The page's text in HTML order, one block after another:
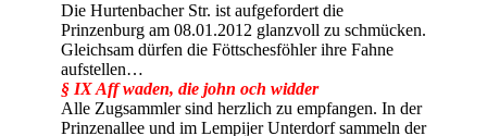
Die Hurtenbacher Str. ist aufgefordert die
Prinzenburg am 08.01.2012 glanzvoll zu schmücken.
Gleichsam dürfen die Föttschesföhler ihre Fahne
aufstellen…
§ IX Aff waden, die john och widder
Alle Zugsammler sind herzlich zu empfangen. In der
Prinzenallee und im Lempijer Unterdorf sammeln der